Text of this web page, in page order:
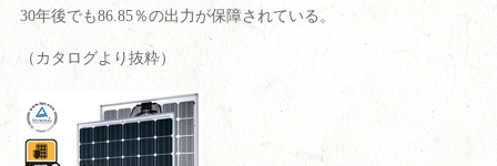
30年後でも86.85％の出力が保障されている。
（カタログより抜粋）